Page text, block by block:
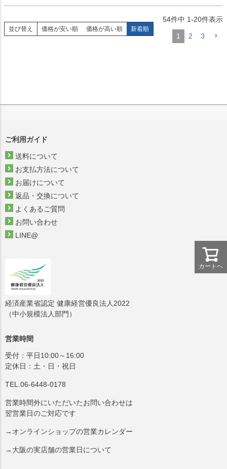
並び替え 価格が安い順 価格が高い順 新着順
54件中 1-20件表示
1 2 3
カートへ
ご利用ガイド
送料について
お支払方法について
お届けについて
返品・交換について
よくあるご質問
お問い合わせ
LINE@
経済産業省認定 健康経営優良法人2022
（中小規模法人部門）
営業時間
受付：平日10:00～16:00
定休日：土・日・祝日
TEL.06-6448-0178
営業時間外にいただいたお問い合わせは
翌営業日のご対応です
→オンラインショップの営業カレンダー
→大阪の実店舗の営業日について